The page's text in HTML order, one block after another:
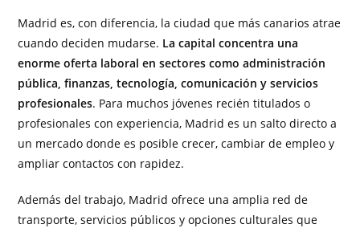
Madrid es, con diferencia, la ciudad que más canarios atrae
cuando deciden mudarse. La capital concentra una
enorme oferta laboral en sectores como administración
pública, finanzas, tecnología, comunicación y servicios
profesionales. Para muchos jóvenes recién titulados o
profesionales con experiencia, Madrid es un salto directo a
un mercado donde es posible crecer, cambiar de empleo y
ampliar contactos con rapidez.
Además del trabajo, Madrid ofrece una amplia red de
transporte, servicios públicos y opciones culturales que